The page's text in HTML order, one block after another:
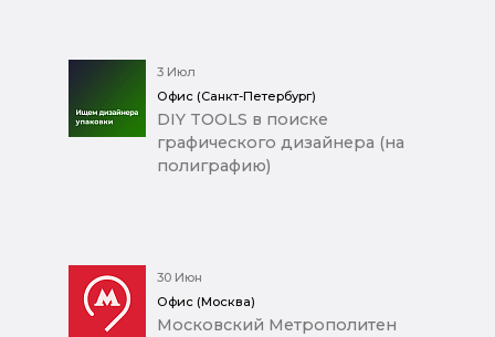
3 Июл
Офис (Санкт-Петербург)
DIY TOOLS в поиске
графического дизайнера (на
полиграфию)
30 Июн
Офис (Москва)
Московский Метрополитен